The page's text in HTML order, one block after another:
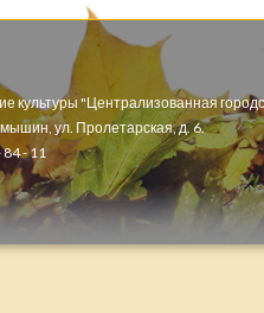
культуры "Централизованная
ул. Пролетарская, д. 6.
84 - 11